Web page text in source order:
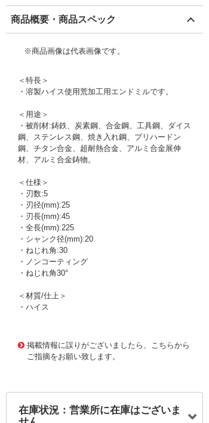
商品概要・商品スペック
※商品画像は代表画像です。
＜特長＞
・溶製ハイス使用荒加工用エンドミルです。
＜用途＞
・被削材:鋳鉄、炭素鋼、合金鋼、工具鋼、ダイス
鋼、ステンレス鋼、焼き入れ鋼、プリハードン
鋼、チタン合金、超耐熱合金、アルミ合金展伸
材、アルミ合金鋳物。
＜仕様＞
・刃数:5
・刃径(mm):25
・刃長(mm):45
・全長(mm):225
・シャンク径(mm):20
・ねじれ角:30
・ノンコーティング
・ねじれ角30°
＜材質/仕上＞
・ハイス
掲載情報に誤りがございましたら、こちらから
ご指摘をお願い致します。
在庫状況：営業所に在庫はございま